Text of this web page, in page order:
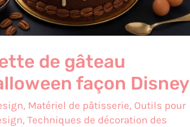
de gâteau
façon Disney
, Matériel de pâtisserie, Outils pour
, Techniques de décoration des